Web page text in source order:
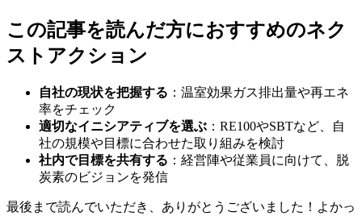
この記事を読んだ方におすすめのネク
ストアクション
自社の現状を把握する ：温室効果ガス排出量や再エネ
率をチェック
適切なイニシアティブを選ぶ ：RE100やSBTなど、自
社の規模や目標に合わせた取り組みを検討
社内で目標を共有する ：経営陣や従業員に向けて、脱
炭素のビジョンを発信
最後まで読んでいただき、ありがとうございました！よかっ